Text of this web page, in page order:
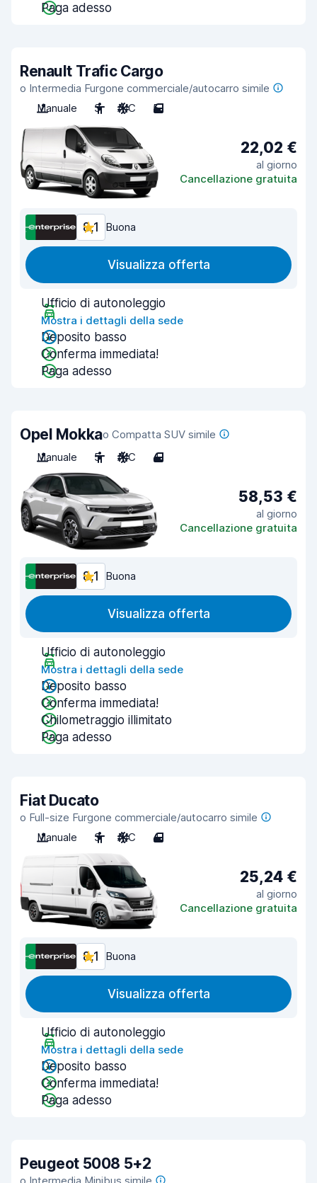
Paga adesso
Renault Trafic Cargo
o Intermedia Furgone commerciale/autocarro simile
Manuale
3 A/C 5
22,02 €
al giorno
Cancellazione gratuita
8,1 Buona
Visualizza offerta
Ufficio di autonoleggio
Mostra i dettagli della sede
Deposito basso
Conferma immediata!
Paga adesso
Opel Mokkao Compatta SUV simile
Manuale
5 A/C 4
58,53 €
al giorno
Cancellazione gratuita
8,1 Buona
Visualizza offerta
Ufficio di autonoleggio
Mostra i dettagli della sede
Deposito basso
Conferma immediata!
Chilometraggio illimitato
Paga adesso
Fiat Ducato
o Full-size Furgone commerciale/autocarro simile
Manuale
3 A/C 4
25,24 €
al giorno
Cancellazione gratuita
8,1 Buona
Visualizza offerta
Ufficio di autonoleggio
Mostra i dettagli della sede
Deposito basso
Conferma immediata!
Paga adesso
Peugeot 5008 5+2